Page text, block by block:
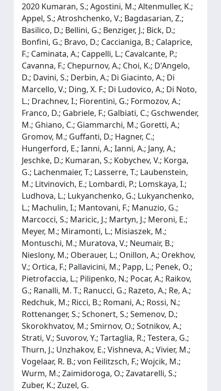
2020 Kumaran, S.; Agostini, M.; Altenmuller, K.;
Appel, S.; Atroshchenko, V.; Bagdasarian, Z.;
Basilico, D.; Bellini, G.; Benziger, J.; Bick, D.;
Bonfini, G.; Bravo, D.; Caccianiga, B.; Calaprice,
F.; Caminata, A.; Cappelli, L.; Cavalcante, P.;
Cavanna, F.; Chepurnov, A.; Choi, K.; D'Angelo,
D.; Davini, S.; Derbin, A.; Di Giacinto, A.; Di
Marcello, V.; Ding, X. F.; Di Ludovico, A.; Di Noto,
L.; Drachnev, I.; Fiorentini, G.; Formozov, A.;
Franco, D.; Gabriele, F.; Galbiati, C.; Gschwender,
M.; Ghiano, C.; Giammarchi, M.; Goretti, A.;
Gromov, M.; Guffanti, D.; Hagner, C.;
Hungerford, E.; Ianni, A.; Ianni, A.; Jany, A.;
Jeschke, D.; Kumaran, S.; Kobychev, V.; Korga,
G.; Lachenmaier, T.; Lasserre, T.; Laubenstein,
M.; Litvinovich, E.; Lombardi, P.; Lomskaya, I.;
Ludhova, L.; Lukyanchenko, G.; Lukyanchenko,
L.; Machulin, I.; Mantovani, F.; Manuzio, G.;
Marcocci, S.; Maricic, J.; Martyn, J.; Meroni, E.;
Meyer, M.; Miramonti, L.; Misiaszek, M.;
Montuschi, M.; Muratova, V.; Neumair, B.;
Nieslony, M.; Oberauer, L.; Onillon, A.; Orekhov,
V.; Ortica, F.; Pallavicini, M.; Papp, L.; Penek, O.;
Pietrofaccia, L.; Pilipenko, N.; Pocar, A.; Raikov,
G.; Ranalli, M. T.; Ranucci, G.; Razeto, A.; Re, A.;
Redchuk, M.; Ricci, B.; Romani, A.; Rossi, N.;
Rottenanger, S.; Schonert, S.; Semenov, D.;
Skorokhvatov, M.; Smirnov, O.; Sotnikov, A.;
Strati, V.; Suvorov, Y.; Tartaglia, R.; Testera, G.;
Thurn, J.; Unzhakov, E.; Vishneva, A.; Vivier, M.;
Vogelaar, R. B.; von Feilitzsch, F.; Wojcik, M.;
Wurm, M.; Zaimidoroga, O.; Zavatarelli, S.;
Zuber, K.; Zuzel, G.